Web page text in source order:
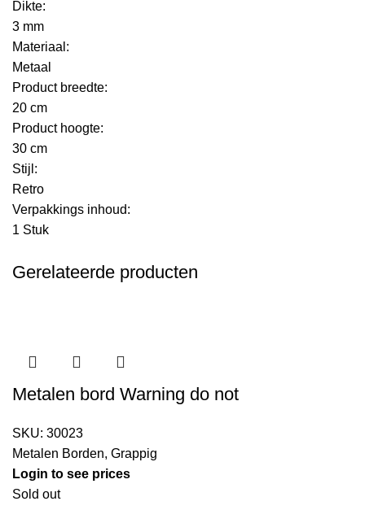
Dikte:
3 mm
Materiaal:
Metaal
Product breedte:
20 cm
Product hoogte:
30 cm
Stijl:
Retro
Verpakkings inhoud:
1 Stuk
Gerelateerde producten
Metalen bord Warning do not
SKU: 30023
Metalen Borden, Grappig
Login to see prices
Sold out